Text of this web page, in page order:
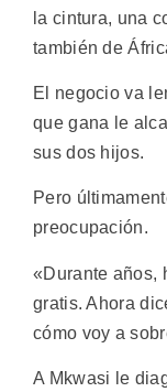
la cintura, una
también de
El negocio va
que gana le
sus dos hijos.
Pero
preocupación.
«Durante años,
gratis. Ahora
cómo voy a
A Mkwasi le